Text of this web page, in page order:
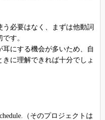
必要はなく、まずは他動詞
す。
にする機会が多いため、自
に理解できれば十分でしょ
（そのプロジェクトは